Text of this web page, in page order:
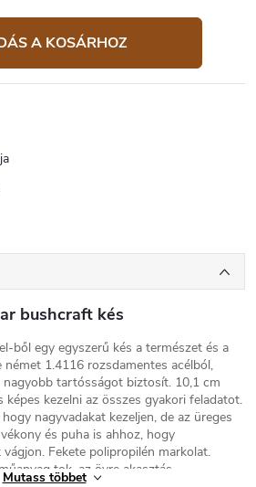
A KOSÁRHOZ
bushcraft kés
ből egy egyszerű kés a természet és a
német 1.4116 rozsdamentes acélból,
nagyobb tartósságot biztosít. 10,1 cm
képes kezelni az összes gyakori feladatot.
nagyvadakat kezeljen, de az üreges
és puha is ahhoz, hogy
Fekete polipropilén markolat.
tok, az övre akasztás
Mutass többet